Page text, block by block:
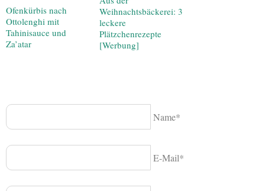
Ofenkürbis nach
Ottolenghi mit
Tahinisauce und
Za’atar
Weihnachtsbäckerei: 3
leckere
Plätzchenrezepte
[Werbung]
Name*
E-Mail*